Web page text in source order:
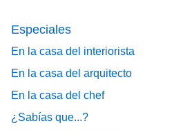
Especiales
En la casa del interiorista
En la casa del arquitecto
En la casa del chef
¿Sabías que...?